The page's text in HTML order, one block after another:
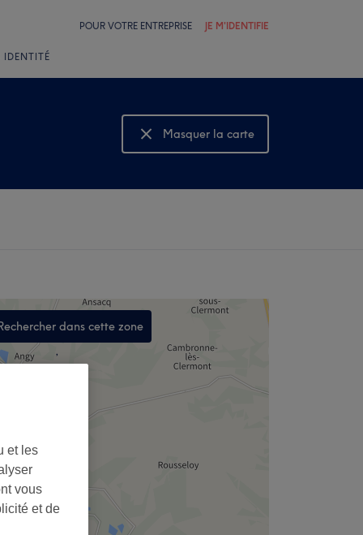
POUR VOTRE ENTREPRISE JE M'IDENTIFIE
IDENTITÉ
Masquer la carte
Montrer la carte
dans cette zone
,
et les
vous
et de